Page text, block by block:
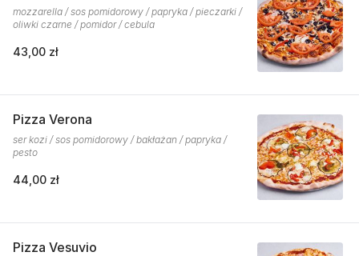
mozzarella / sos pomidorowy / papryka / pieczarki /
oliwki czarne / pomidor / cebula
43,00 zł
Pizza Verona
ser kozi / sos pomidorowy / bakłażan / papryka /
pesto
44,00 zł
Pizza Vesuvio